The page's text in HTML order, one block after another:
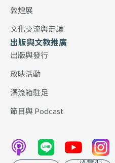
敦煌展
文化交流與走讀
出版與文教推廣
出版與發行
放映活動
漂流箱駐足
節目與 Podcast
沈春池